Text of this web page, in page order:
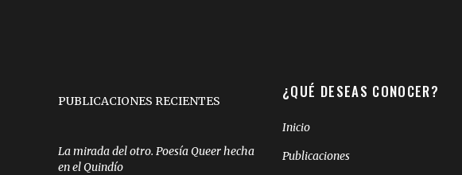
PUBLICACIONES RECIENTES
La mirada del otro. Poesía Queer hecha
en el Quindío
¿QUÉ DESEAS CONOCER?
Inicio
Publicaciones